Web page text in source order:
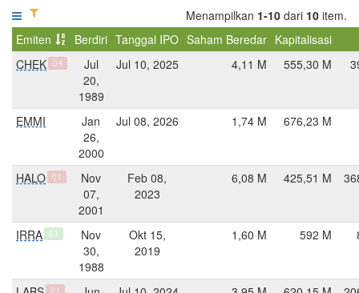
Menampilkan 1-10 dari 10 item.
Emiten
Berdiri Tanggal IPO Saham Beredar Kapitalisasi
CHEK
Q4
Jul
20,
1989
Jul 10, 2025 4,11 M 555,30 M
EMMI
Jan
26,
2000
Jul 08, 2026 1,74 M 676,23 M
HALO Q1
Nov
07,
2001
Feb 08,
2023
6,08 M 425,51 M
IRRA Q1
Nov
30,
1988
Okt 15,
2019
1,60 M 592 M
Q1